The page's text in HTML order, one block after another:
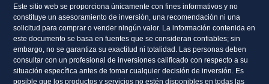
Este sitio web se proporciona únicamente con fines informativos y no
constituye un asesoramiento de inversión, una recomendación ni una
solicitud para comprar o vender ningún valor. La información contenida en
este documento se basa en fuentes que se consideran confiables; sin
embargo, no se garantiza su exactitud ni totalidad. Las personas deben
consultar con un profesional de inversiones calificado con respecto a su
situación específica antes de tomar cualquier decisión de inversión. Es
posible que los productos y servicios no estén disponibles en todas las